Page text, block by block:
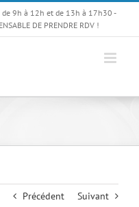
de 9h à 12h et de 13h à 17h30 -
DE PRENDRE RDV !
Précédent Suivant